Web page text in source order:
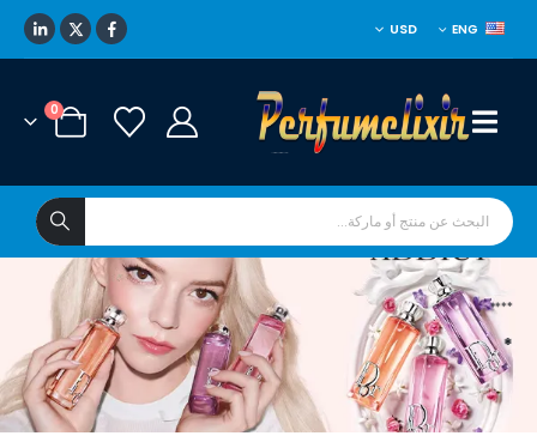
ENG
USD
0
****
*